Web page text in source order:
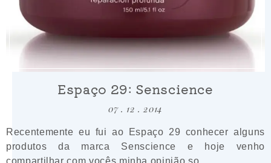
Espaço 29: Senscience
07 . 12 . 2014
Recentemente eu fui ao Espaço 29 conhecer alguns
produtos da marca Senscience e hoje venho
compartilhar com vocês minha opinião so...